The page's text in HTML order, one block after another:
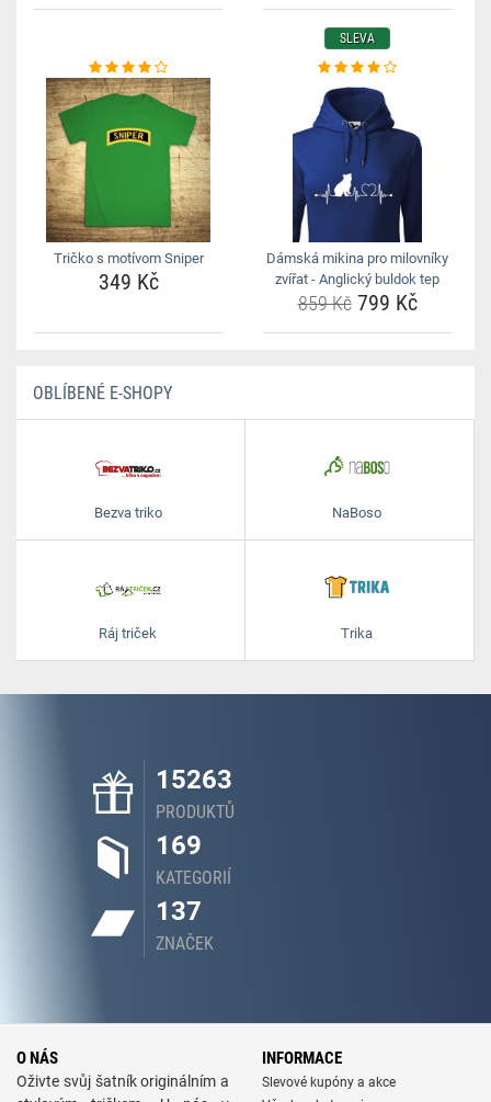
Tričko s motívom Sniper
349 Kč
SLEVA
Dámská mikina pro milovníky
zvířat - Anglický buldok tep
859 Kč799 Kč
OBLÍBENÉ E-SHOPY
Bezva triko NaBoso
Ráj triček Trika
15263
PRODUKTŮ
169
KATEGORIÍ
137
ZNAČEK
O NÁS
Oživte svůj šatník originálním a
INFORMACE
Slevové kupóny a akce